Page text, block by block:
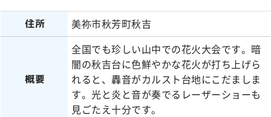
住所 美祢市秋芳町秋吉
概要
全国でも珍しい山中での花火大会です。暗
闇の秋吉台に色鮮やかな花火が打ち上げら
れると、轟音がカルスト台地にこだましま
す。光と炎と音が奏でるレーザーショーも
見ごたえ十分です。